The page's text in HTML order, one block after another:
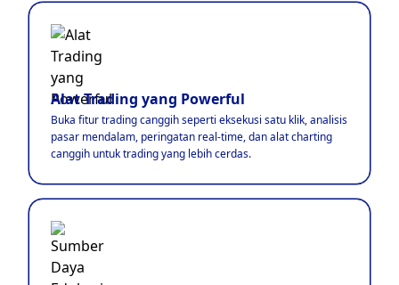
Alat Trading yang Powerful
Buka fitur trading canggih seperti eksekusi satu klik, analisis
pasar mendalam, peringatan real-time, dan alat charting
canggih untuk trading yang lebih cerdas.